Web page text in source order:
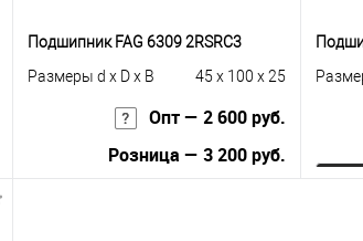
Подшипник FAG 6309 2RSRC3
Размеры d x D x B
45 x 100 x 25
Опт — 2 600 руб.
Розница — 3 200 руб.